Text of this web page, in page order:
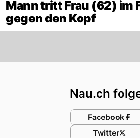
Mann tritt Frau (62) im
gegen den Kopf
Nau.ch
Facebook
Twitter